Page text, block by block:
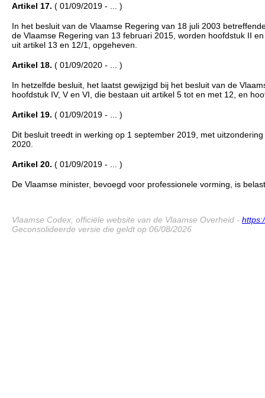
Artikel 17. ( 01/09/2019 - ... )
In het besluit van de Vlaamse Regering van 18 juli 2003
de Vlaamse Regering van 13 februari 2015, worden hoofdstuk II
uit artikel 13 en 12/1, opgeheven.
Artikel 18. ( 01/09/2020 - ... )
In hetzelfde besluit, het laatst gewijzigd bij het besluit van de
hoofdstuk IV, V en VI, die bestaan uit artikel 5 tot en met 12, en
Artikel 19. ( 01/09/2019 - ... )
Dit besluit treedt in werking op 1 september 2019, met
2020.
Artikel 20. ( 01/09/2019 - ... )
De Vlaamse minister, bevoegd voor professionele vorming, is
Vlaamse Codex, officiële website van de Vlaamse Overheid -
Geconsolideerde versie die geldt op 06/08/2026